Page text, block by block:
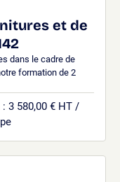
et de
dans le cadre de
formation de 2
: 3 580,00 € HT /